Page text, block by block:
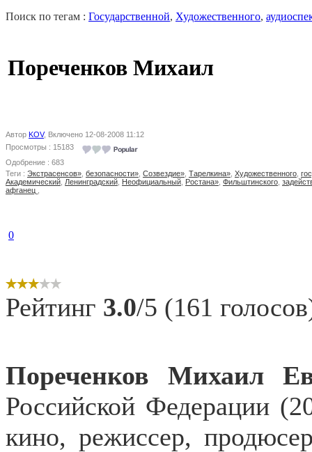
Поиск по тегам : Государственной, Художественного,
Пореченков Михаил
Автор KOV, Включено 12-08-2008 11:12
Просмотры : 15183
Одобрение : 683
Теги : Экстрасенсов» безопасности» Созвездие» Тарелкина» Художественного
Академический Ленинградский Неофициальный Ростана» Фильштинского
афганец
0
Рейтинг 3.0/5 (161
Пореченков Михаил
Российской Федерации
кино, режиссер,